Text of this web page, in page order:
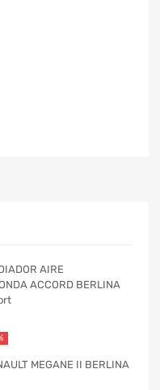
AIRE
ACCORD BERLINA
MEGANE II BERLINA